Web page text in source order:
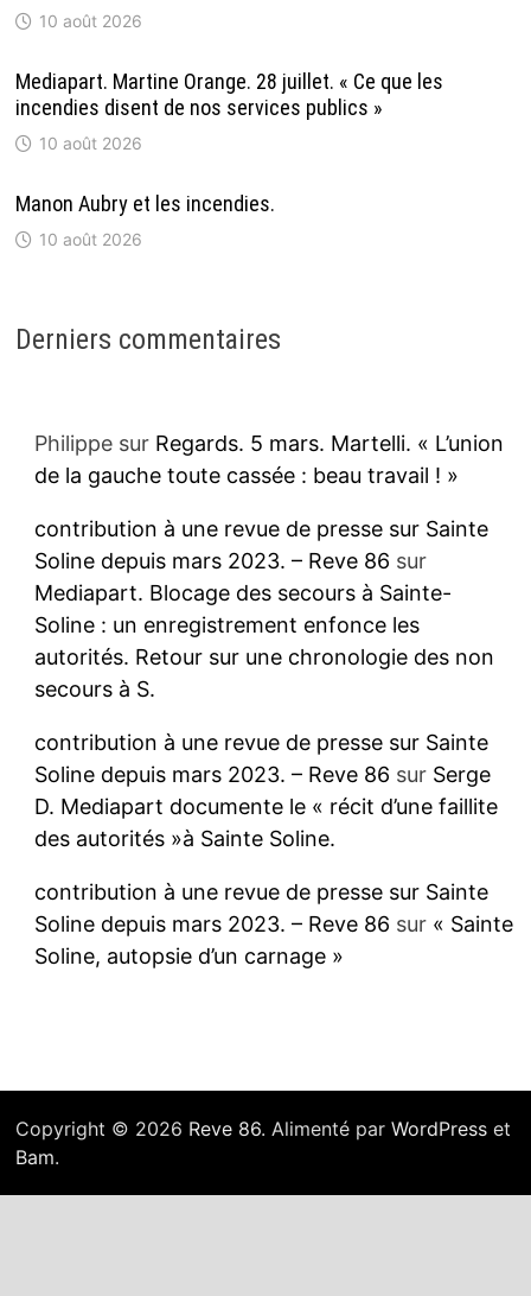
10 août 2026
Mediapart. Martine Orange. 28 juillet. « Ce que les
incendies disent de nos services publics »
10 août 2026
Manon Aubry et les incendies.
10 août 2026
Derniers commentaires
Philippesur Regards. 5 mars. Martelli. « L’union
de la gauche toute cassée : beau travail ! »
contribution à une revue de presse sur Sainte
Soline depuis mars 2023. – Reve 86 sur
Mediapart. Blocage des secours à Sainte-
Soline : un enregistrement enfonce les
autorités. Retour sur une chronologie des non
secours à S.
contribution à une revue de presse sur Sainte
Soline depuis mars 2023. – Reve 86 sur Serge
D. Mediapart documente le « récit d’une faillite
des autorités »à Sainte Soline.
contribution à une revue de presse sur Sainte
Soline depuis mars 2023. – Reve 86 sur « Sainte
Soline, autopsie d’un carnage »
Copyright © 2026 Reve 86. Alimenté par WordPresset
Bam.